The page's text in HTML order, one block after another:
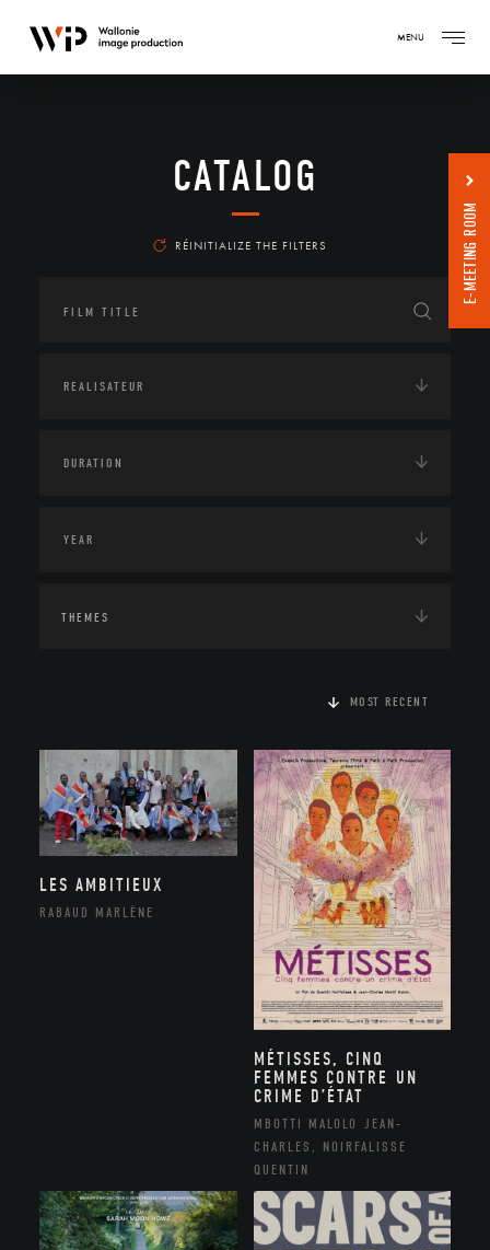
MENU
CATALOG
RÉINITIALIZE THE FILTERS
THEMES
MOST RECENT
LES AMBITIEUX
RABAUD MARLÈNE
MÉTISSES, CINQ
FEMMES CONTRE UN
CRIME D’ÉTAT
MBOTTI MALOLO JEAN-
CHARLES, NOIRFALISSE
QUENTIN
E-MEETING ROOM